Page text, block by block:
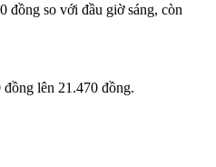
đồng so với đầu giờ sáng, còn
lên 21.470 đồng.